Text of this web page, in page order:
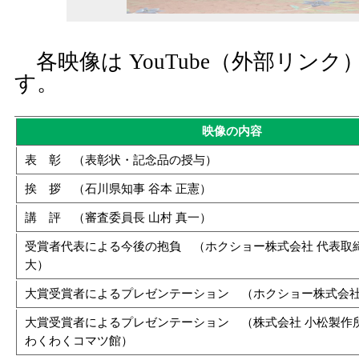
各映像は YouTube（外部リンク
す。
映像の内容
表 彰 （表彰状・記念品の授与）
挨 拶 （石川県知事 谷本 正憲）
講 評 （審査委員長 山村 真一）
受賞者代表による今後の抱負 （ホクショー株式会社 代表取
大）
大賞受賞者によるプレゼンテーション （ホクショー株式会
大賞受賞者によるプレゼンテーション （株式会社 小松製作
わくわくコマツ館）